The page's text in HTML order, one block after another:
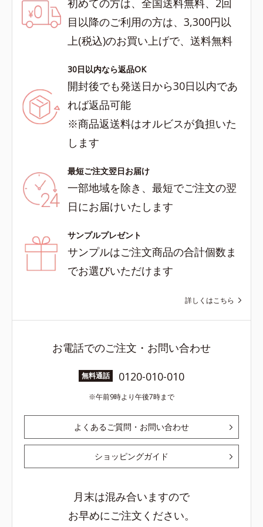
初めての方は、全国送料無料、2回
目以降のご利用の方は、3,300円以
上(税込)のお買い上げで、送料無料
30日以内なら返品OK
開封後でも発送日から30日以内であ
れば返品可能
※商品返送料はオルビスが負担いた
します
最短ご注文翌日お届け
一部地域を除き、最短でご注文の翌
日にお届けいたします
サンプルプレゼント
サンプルはご注文商品の合計個数ま
でお選びいただけます
詳しくはこちら
お電話でのご注文・お問い合わせ
無料通話 0120-010-010
午前9時より午後7時まで
よくあるご質問・お問い合わせ
ショッピングガイド
月末は混み合いますので
お早めにご注文ください。